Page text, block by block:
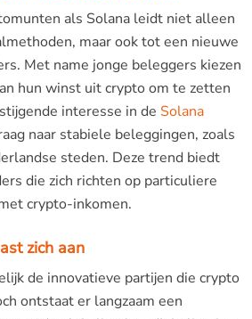
als Solana leidt niet alleen
maar ook tot een nieuwe
Met name jonge beleggers kiezen
hun winst uit crypto om te zetten
interesse in de Solana
naar stabiele beleggingen, zoals
steden. Deze trend biedt
die zich richten op particuliere
crypto-inkomen.
zich aan
de innovatieve partijen die crypto
ontstaat er langzaam een